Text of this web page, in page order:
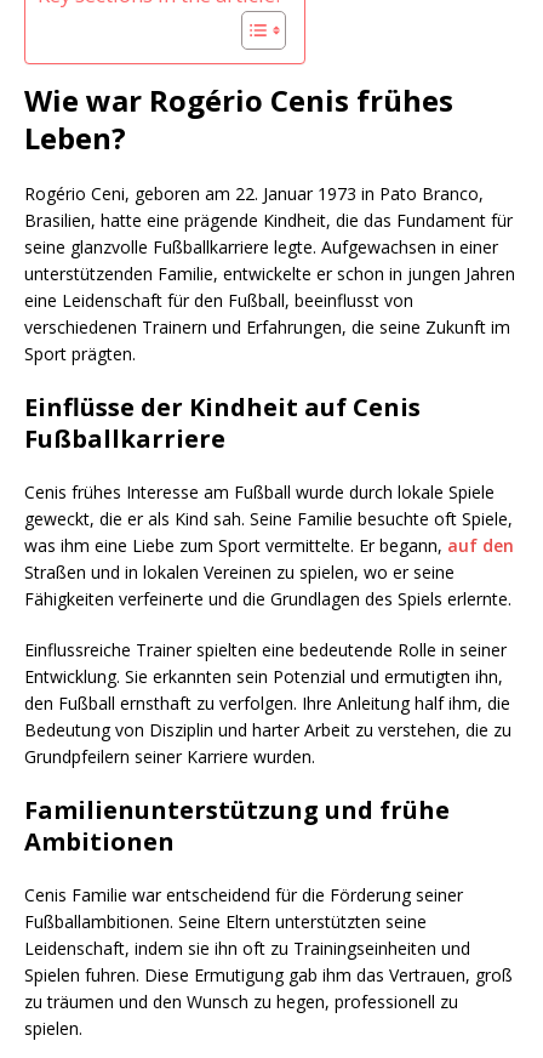
Wie war Rogério Cenis frühes
Leben?
Rogério Ceni, geboren am 22. Januar 1973 in Pato Branco,
Brasilien, hatte eine prägende Kindheit, die das Fundament für
seine glanzvolle Fußballkarriere legte. Aufgewachsen in einer
unterstützenden Familie, entwickelte er schon in jungen Jahren
eine Leidenschaft für den Fußball, beeinflusst von
verschiedenen Trainern und Erfahrungen, die seine Zukunft im
Sport prägten.
Einflüsse der Kindheit auf Cenis
Fußballkarriere
Cenis frühes Interesse am Fußball wurde durch lokale Spiele
geweckt, die er als Kind sah. Seine Familie besuchte oft Spiele,
was ihm eine Liebe zum Sport vermittelte. Er begann, auf den
Straßen und in lokalen Vereinen zu spielen, wo er seine
Fähigkeiten verfeinerte und die Grundlagen des Spiels erlernte.
Einflussreiche Trainer spielten eine bedeutende Rolle in seiner
Entwicklung. Sie erkannten sein Potenzial und ermutigten ihn,
den Fußball ernsthaft zu verfolgen. Ihre Anleitung half ihm, die
Bedeutung von Disziplin und harter Arbeit zu verstehen, die zu
Grundpfeilern seiner Karriere wurden.
Familienunterstützung und frühe
Ambitionen
Cenis Familie war entscheidend für die Förderung seiner
Fußballambitionen. Seine Eltern unterstützten seine
Leidenschaft, indem sie ihn oft zu Trainingseinheiten und
Spielen fuhren. Diese Ermutigung gab ihm das Vertrauen, groß
zu träumen und den Wunsch zu hegen, professionell zu
spielen.